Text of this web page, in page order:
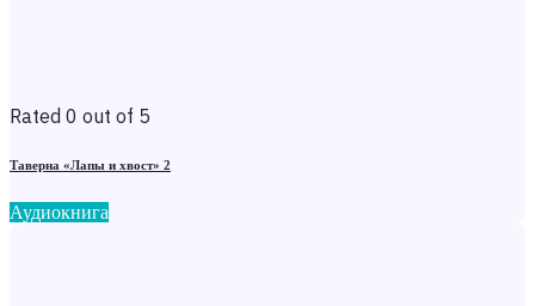
Rated 0 out of 5
Таверна «Лапы и хвост» 2
Аудиокнига